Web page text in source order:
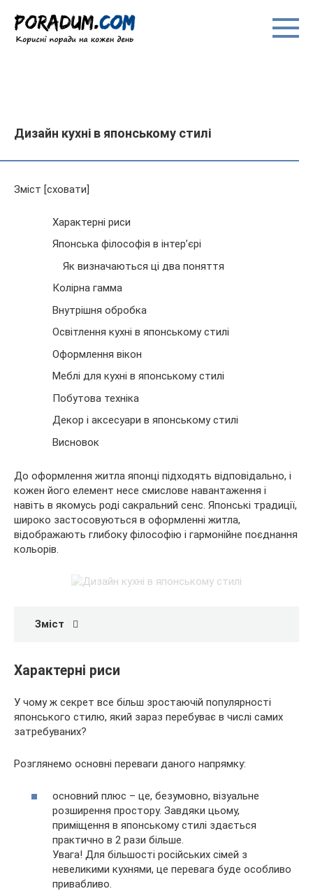
вмісту
Дизайн кухні в японському стилі
Зміст [сховати]
Характерні риси
Японська філософія в інтер’єрі
Як визначаються ці два поняття
Колірна гамма
Внутрішня обробка
Освітлення кухні в японському стилі
Оформлення вікон
Меблі для кухні в японському стилі
Побутова техніка
Декор і аксесуари в японському стилі
Висновок
До оформлення житла японці підходять відповідально, і
кожен його елемент несе смислове навантаження і
навіть в якомусь роді сакральний сенс. Японські традиції,
широко застосовуються в оформленні житла,
відображають глибоку філософію і гармонійне поєднання
кольорів.
Зміст
Характерні риси
У чому ж секрет все більш зростаючій популярності
японського стилю, який зараз перебуває в числі самих
затребуваних?
Розглянемо основні переваги даного напрямку:
основний плюс – це, безумовно, візуальне
розширення простору. Завдяки цьому,
приміщення в японському стилі здається
практично в 2 рази більше.
Увага! Для більшості російських сімей з
невеликими кухнями, це перевага буде особливо
привабливо.